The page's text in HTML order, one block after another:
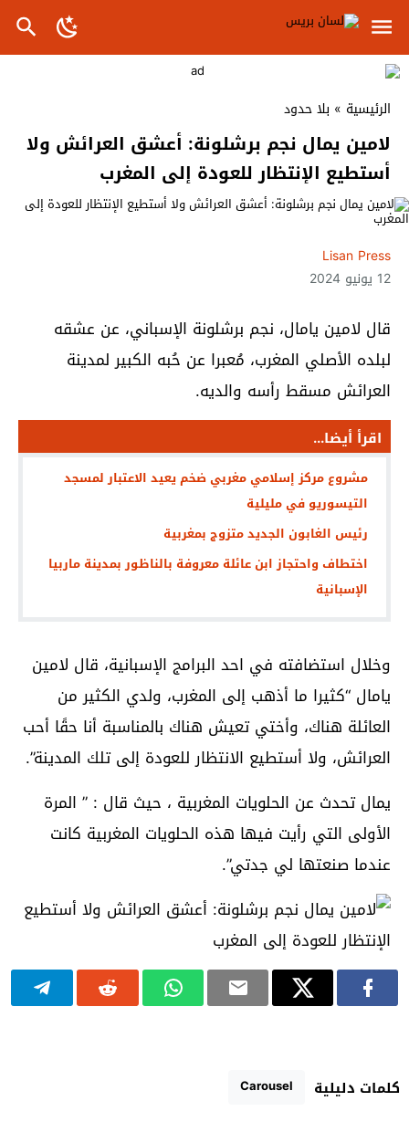
الرئيسية » بلا حدود
لامين يمال نجم برشلونة: أعشق العرائش ولا
أستطيع الإنتظار للعودة إلى المغرب
Lisan Press
12 يونيو 2024
قال لامين يامال، نجم برشلونة الإسباني، عن عشقه
لبلده الأصلي المغرب، مُعبرا عن حُبه الكبير لمدينة
العرائش مسقط رأسه والديه.
اقرأ أيضا...
مشروع مركز إسلامي مغربي ضخم يعيد الاعتبار لمسجد
التيسوريو في مليلية
رئيس الغابون الجديد متزوج بمغربية
اختطاف واحتجاز ابن عائلة معروفة بالناظور بمدينة ماربيا
الإسبانية
وخلال استضافته في احد البرامج الإسبانية، قال لامين
يامال “كثيرا ما أذهب إلى المغرب، ولدي الكثير من
العائلة هناك، وأختي تعيش هناك بالمناسبة أنا حقًا أحب
العرائش، ولا أستطيع الانتظار للعودة إلى تلك المدينة”.
يمال تحدث عن الحلويات المغربية ، حيث قال : ” المرة
الأولى التي رأيت فيها هذه الحلويات المغربية كانت
عندما صنعتها لي جدتي”.
كلمات دليلية Carousel